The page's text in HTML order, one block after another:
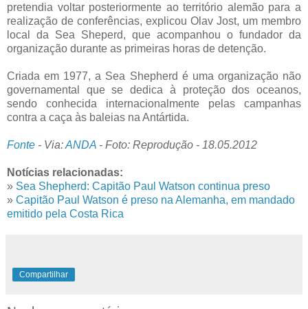
pretendia voltar posteriormente ao território alemão para a
realização de conferências, explicou Olav Jost, um membro
local da Sea Sheperd, que acompanhou o fundador da
organização durante as primeiras horas de detenção.
Criada em 1977, a Sea Shepherd é uma organização não
governamental que se dedica à proteção dos oceanos,
sendo conhecida internacionalmente pelas campanhas
contra a caça às baleias na Antártida.
Fonte - Via:ANDA - Foto: Reprodução - 18.05.2012
Notícias relacionadas:
» Sea Shepherd: Capitão Paul Watson continua preso
» Capitão Paul Watson é preso na Alemanha, em mandado
emitido pela Costa Rica
Compartilhar